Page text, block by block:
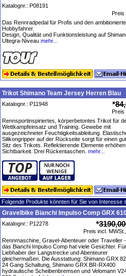
Katalognr.: P08191
Preis
Das Rennradpedal für Profis und den
Hobbyfahrer.
Design, Qualität und Funktionsleistung auf
Ultegra-Niveau mehr...
Trikot Shimano Team Jersey Herren Blau
Katalognr.: P11948 *
Preis
Rennsportinspiriertes, körperbetontes Trikot für
Wettkampfeinsatz und Training. Gewebe mit
ausgezeichneter Feuchtigkeitsableitung.
Silikongripper auf der Rückseite sorgt für einen
Sitz des Trikots. Reflektierende Elemente
Sichtbarkeit. Drei Rückentaschen. mehr...
Folgende Produkte könnten für Sie von Interesse
Gravelbike Bianchi Impulso Comp GRX
Katalognr.: P12278 *
Preis incl. MWSt.,
Rennmaschine, Gravel-Abenteuer oder Traveller -
das Bianchi Impulso Comp hat viele Gesichter. Für
Liebhaber der Langstrecke und Abenteurer
gleichermaßen. Die Ausstattung: Shimano GRX
24 Gang Schaltung, Shimano GRX BR-RX400
hydraulische Scheibenbremsen und Velomann